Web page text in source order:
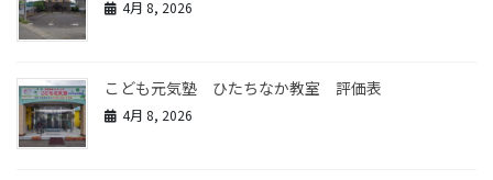
4月 8, 2026
こども元気塾 ひたちなか教室 評価表
4月 8, 2026